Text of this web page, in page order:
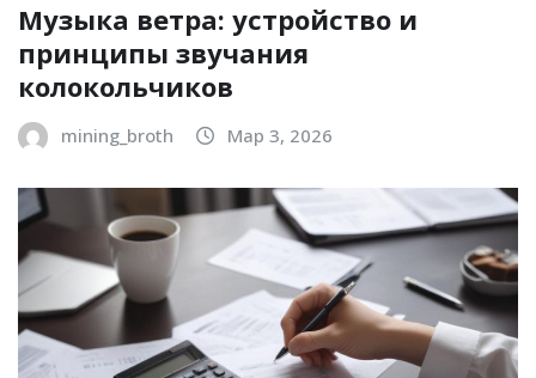
Музыка ветра: устройство и
принципы звучания
колокольчиков
mining_broth Мар 3, 2026